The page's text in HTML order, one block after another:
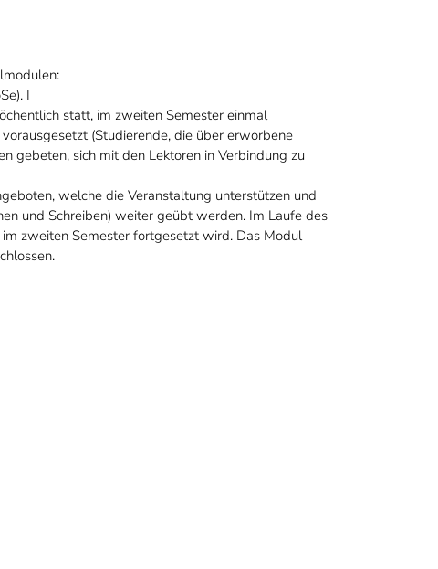
I
statt, im zweiten Semester einmal
(Studierende, die über erworbene
gebeten, sich mit den Lektoren in Verbindung zu
welche die Veranstaltung unterstützen und
und Schreiben) weiter geübt werden. Im Laufe des
zweiten Semester fortgesetzt wird. Das Modul